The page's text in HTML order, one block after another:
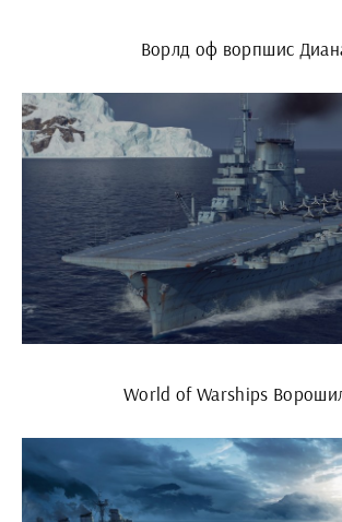
Ворлд оф ворпшис
World of Warships